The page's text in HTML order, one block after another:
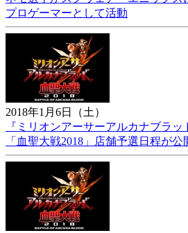
プロゲーマーとして活動
2018年1月6日（土）
『ミリオンアーサーアルカナブラ
「血聖大戦2018」店舗予選日程が公